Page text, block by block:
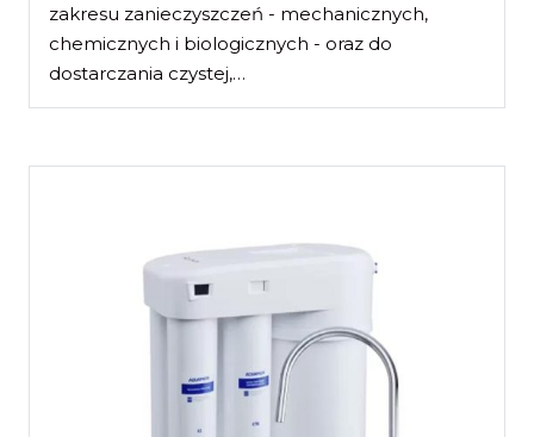
zakresu zanieczyszczeń - mechanicznych,
chemicznych i biologicznych - oraz do
dostarczania czystej,…